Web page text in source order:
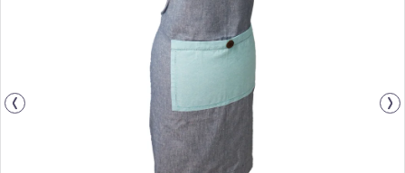
Egészség és szépség
Sport és szabadban
Gyermekeknek
Sziasztok, hív a nyár.